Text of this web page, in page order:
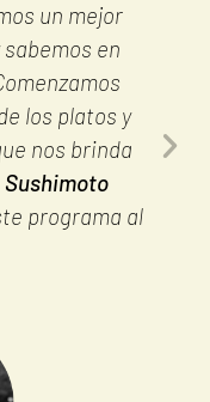
un mejor
en
los platos y
nos brinda
Sushimoto
programa al